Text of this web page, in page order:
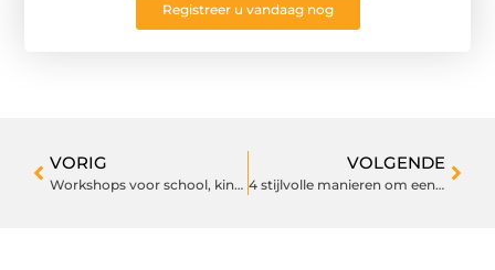
Registreer u vandaag nog
VORIG
Workshops voor school, kinderen ontdekken zichzelf
VOLGENDE
4 stijlvolle manieren om een oversized T-shirt te dragen